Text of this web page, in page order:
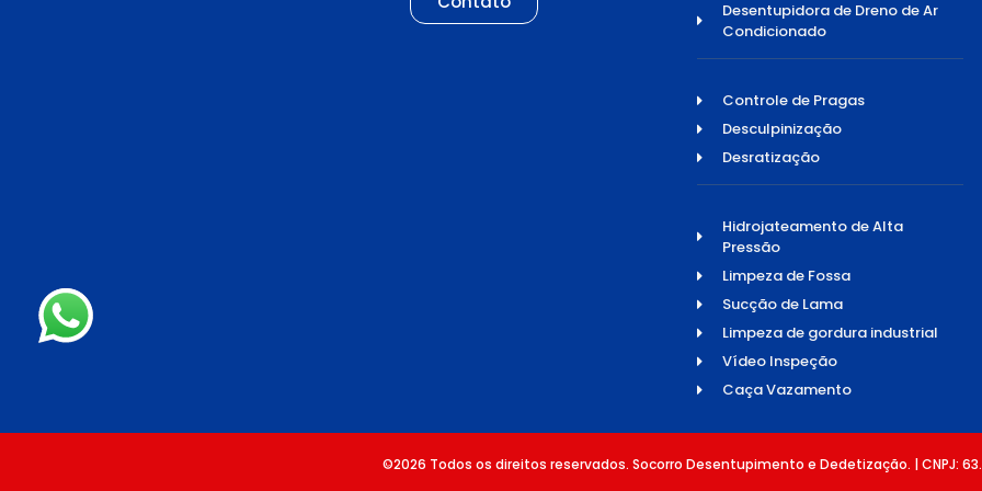
Desentupidora de Dreno de Ar
Condicionado
Controle de Pragas
Desculpinização
Desratização
Hidrojateamento de Alta
Pressão
Limpeza de Fossa
Sucção de Lama
Limpeza de gordura industrial
Vídeo Inspeção
Caça Vazamento
©2026 Todos os direitos reservados. Socorro Desentupimento e Dedetização. | CNPJ: